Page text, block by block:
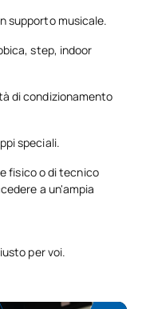
supporto musicale.
step, indoor
di condizionamento
speciali.
fisico o di tecnico
a un'ampia
per voi.